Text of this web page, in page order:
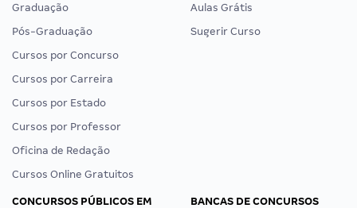
Graduação
Pós-Graduação
Cursos por Concurso
Cursos por Carreira
Cursos por Estado
Cursos por Professor
Oficina de Redação
Cursos Online Gratuitos
Aulas Grátis
Sugerir Curso
CONCURSOS PÚBLICOS EM
BANCAS DE CONCURSOS